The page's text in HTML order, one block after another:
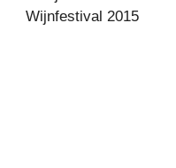
Wijnfestival 2015